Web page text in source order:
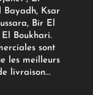
Ksar
Bir El
Boukhari.
sont
les meilleurs
livraison...